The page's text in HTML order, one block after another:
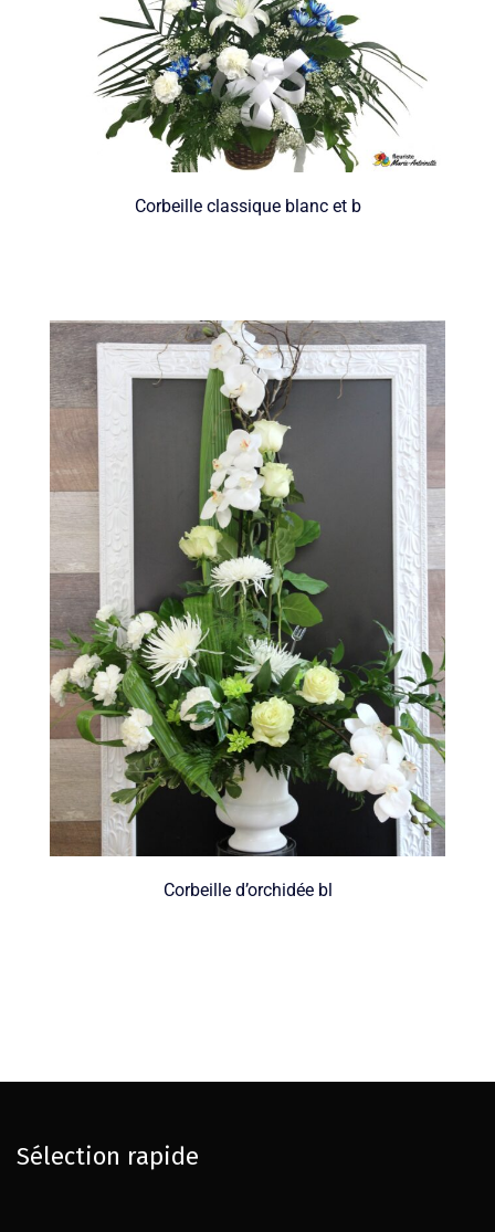
Corbeille classique blanc et b
Corbeille d’orchidée bl
Sélection rapide